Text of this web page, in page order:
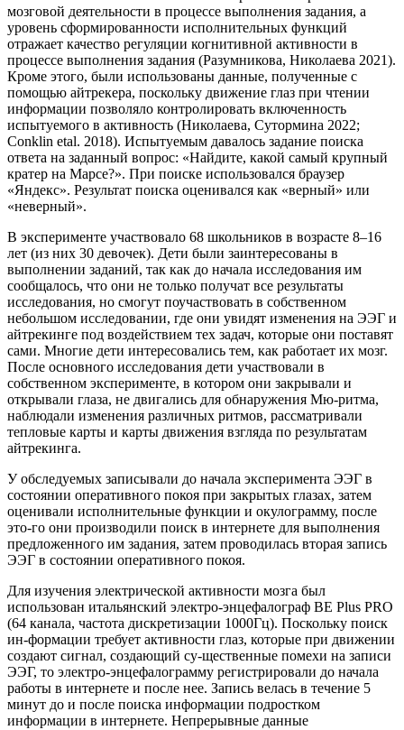
мозговой деятельности в процессе выполнения задания, а
уровень сформированности исполнительных функций
отражает качество регуляции когнитивной активности в
процессе выполнения задания (Разумникова, Николаева 2021).
Кроме этого, были использованы данные, полученные с
помощью айтрекера, поскольку движение глаз при чтении
информации позволяло контролировать включенность
испытуемого в активность (Николаева, Сутормина 2022;
Conklin etal. 2018). Испытуемым давалось задание поиска
ответа на заданный вопрос: «Найдите, какой самый крупный
кратер на Марсе?». При поиске использовался браузер
«Яндекс». Результат поиска оценивался как «верный» или
«неверный».
В эксперименте участвовало 68 школьников в возрасте 8–16
лет (из них 30 девочек). Дети были заинтересованы в
выполнении заданий, так как до начала исследования им
сообщалось, что они не только получат все результаты
исследования, но смогут поучаствовать в собственном
небольшом исследовании, где они увидят изменения на ЭЭГ и
айтрекинге под воздействием тех задач, которые они поставят
сами. Многие дети интересовались тем, как работает их мозг.
После основного исследования дети участвовали в
собственном эксперименте, в котором они закрывали и
открывали глаза, не двигались для обнаружения Мю-ритма,
наблюдали изменения различных ритмов, рассматривали
тепловые карты и карты движения взгляда по результатам
айтрекинга.
У обследуемых записывали до начала эксперимента ЭЭГ в
состоянии оперативного покоя при закрытых глазах, затем
оценивали исполнительные функции и окулограмму, после
это-го они производили поиск в интернете для выполнения
предложенного им задания, затем проводилась вторая запись
ЭЭГ в состоянии оперативного покоя.
Для изучения электрической активности мозга был
использован итальянский электро-энцефалограф BE Plus PRO
(64 канала, частота дискретизации 1000Гц). Поскольку поиск
ин-формации требует активности глаз, которые при движении
создают сигнал, создающий су-щественные помехи на записи
ЭЭГ, то электро-энцефалограмму регистрировали до начала
работы в интернете и после нее. Запись велась в течение 5
минут до и после поиска информации подростком
информации в интернете. Непрерывные данные